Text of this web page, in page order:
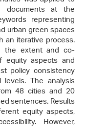
documents at the
representing
urban green spaces
an iterative process.
the extent and co-
equity aspects and
policy consistency
The analysis
48 cities and 20
sentences. Results
equity aspects,
However,